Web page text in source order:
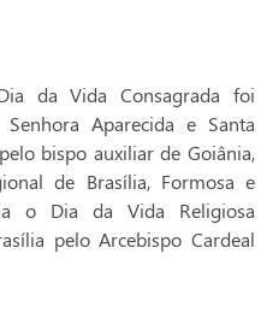
da Vida Consagrada foi
Aparecida e Santa
bispo auxiliar de Goiânia,
de Brasília, Formosa e
o Dia da Vida Religiosa
pelo Arcebispo Cardeal